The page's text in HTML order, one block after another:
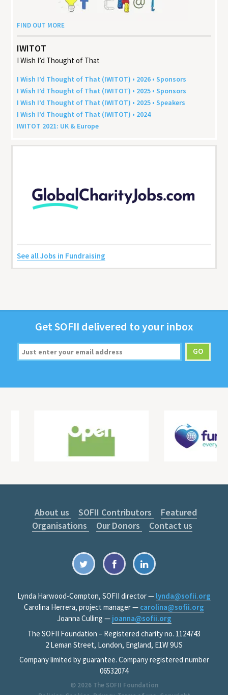
FIND OUT MORE
IWITOT
I Wish I’d Thought of That
I Wish I’d Thought of That (IWITOT) • 2026 • Sponsors
I Wish I’d Thought of That (IWITOT) • 2025 • Sponsors
I Wish I’d Thought of That (IWITOT) • 2025 • Speakers
I Wish I’d Thought of That (IWITOT) • 2024
IWITOT 2021: UK & Europe
See all Jobs in Fundraising
GetSOFII deliv­ered to your inbox
About us SOFII Contributors
Featured
Organisations
Our Donors Contact us
Lynda Harwood-Compton, SOFII director — lynda@sofii.org
Carolina Herrera, project manager — carolina@sofii.org
Joanna Culling — joanna@sofii.org
The SOFII Foundation – Registered charity no. 1124743
2 Leman Street, London, England, E1W 9US
Company limited by guarantee. Company registered number
06532074
© 2026 The SOFII Foundation